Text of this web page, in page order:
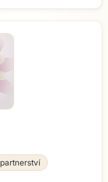
partnerství